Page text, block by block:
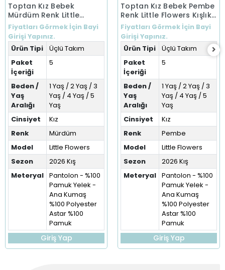
Toptan Kız Bebek
Mürdüm Renk Little
Flowers Kışlık Üçlü Takım
(1-5 Yaş)
Fiyatları Görmek İçin Bayi
Girişi Yapınız.
Ürün Tipi
Üçlü Takım
Paket
İçeriği
5
Beden /
Yaş
Aralığı
1 Yaş / 2 Yaş / 3
Yaş / 4 Yaş / 5
Yaş
Cinsiyet
Kız
Renk
Mürdüm
Model
Little Flowers
Sezon
2026 Kış
Meteryal Pantolon - %100
Pamuk Yelek -
Ana Kumaş
%100 Polyester
Astar %100
Pamuk
Giriş Yap
Toptan Kız Bebek Pembe
Renk Little Flowers Kışlık
Üçlü Takım (1-5 Yaş)
Fiyatları Görmek İçin Bayi
Girişi Yapınız.
Ürün Tipi
Üçlü Takım
Paket
İçeriği
5
Beden /
Yaş
Aralığı
1 Yaş / 2 Yaş / 3
Yaş / 4 Yaş / 5
Yaş
Cinsiyet
Kız
Renk
Pembe
Model
Little Flowers
Sezon
2026 Kış
Meteryal Pantolon - %100
Pamuk Yelek -
Ana Kumaş
%100 Polyester
Astar %100
Pamuk
Giriş Yap